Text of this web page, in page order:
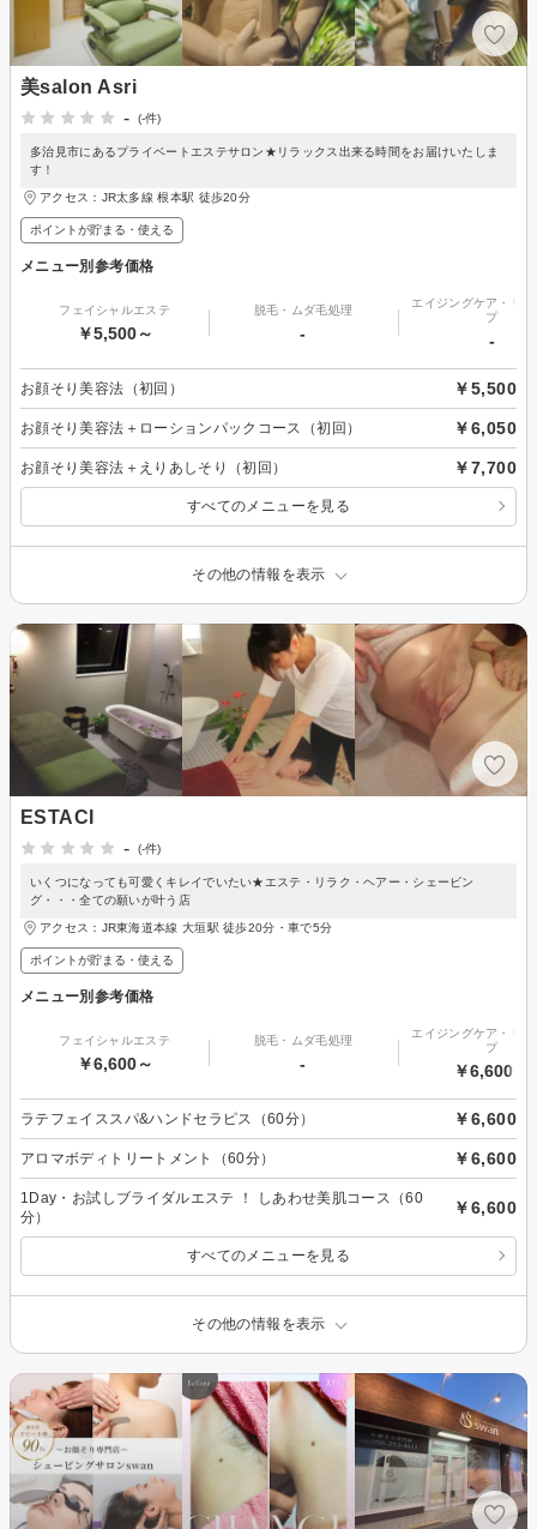
美salon Asri
-
(-件)
多治見市にあるプライベートエステサロン★リラックス出来る時間をお届けいたしま
す！
アクセス：JR太多線 根本駅 徒歩20分
ポイントが貯まる・使える
メニュー別参考価格
フェイシャルエステ
￥5,500～
脱毛・ムダ毛処理
-
エイジングケア・リ
プ
-
お顔そり美容法（初回） ￥5,500
お顔そり美容法＋ローションパックコース（初回） ￥6,050
お顔そり美容法＋えりあしそり（初回） ￥7,700
すべてのメニューを見る
その他の情報を表示
ESTACI
-
(-件)
いくつになっても可愛くキレイでいたい★エステ・リラク・ヘアー・シェービン
グ・・・全ての願いが叶う店
アクセス：JR東海道本線 大垣駅 徒歩20分・車で5分
ポイントが貯まる・使える
メニュー別参考価格
フェイシャルエステ
￥6,600～
脱毛・ムダ毛処理
-
エイジングケア・リ
プ
￥6,600～
ラテフェイススパ&ハンドセラピス（60分） ￥6,600
アロマボディトリートメント（60分） ￥6,600
1Day・お試しブライダルエステ ！ しあわせ美肌コース（60
分）
￥6,600
すべてのメニューを見る
その他の情報を表示